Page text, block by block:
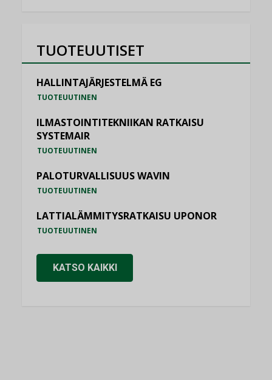
TUOTEUUTISET
HALLINTAJÄRJESTELMÄ EG
TUOTEUUTINEN
ILMASTOINTITEKNIIKAN RATKAISU
SYSTEMAIR
TUOTEUUTINEN
PALOTURVALLISUUS WAVIN
TUOTEUUTINEN
LATTIALÄMMITYSRATKAISU UPONOR
TUOTEUUTINEN
KATSO KAIKKI